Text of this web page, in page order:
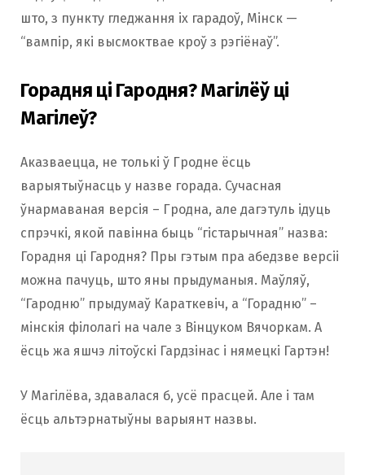
што, з пункту гледжання іх гарадоў, Мінск —
“вампір, які высмоктвае кроў з рэгіёнаў”.
Горадня ці Гародня? Магілёў ці
Магілеў?
Аказваецца, не толькі ў Гродне ёсць
варыятыўнасць у назве горада. Сучасная
ўнармаваная версія – Гродна, але дагэтуль ідуць
спрэчкі, якой павінна быць “гістарычная” назва:
Горадня ці Гародня? Пры гэтым пра абедзве версіі
можна пачуць, што яны прыдуманыя. Маўляў,
“Гародню” прыдумаў Караткевіч, а “Горадню” –
мінскія філолагі на чале з Вінцуком Вячоркам. А
ёсць жа яшчэ літоўскі Гардзінас і нямецкі Гартэн!
У Магілёва, здавалася б, усё прасцей. Але і там
ёсць альтэрнатыўны варыянт назвы.